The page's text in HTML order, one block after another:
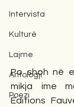
Intervista
Kulturë
Lajme
Antologji
Poezi
Po shoh në
mikja ime
Éditions